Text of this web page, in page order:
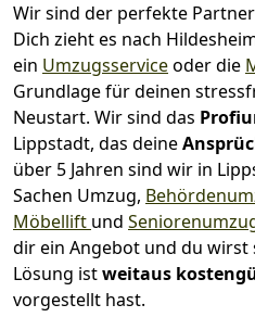
Wir sind der perfekte
Dich zieht es nach
ein Umzugsserviceoder die
Grundlage für deinen
Neustart. Wir sind das
Lippstadt, das deine
über 5 Jahren sind wir in
Sachen Umzug,
Möbellift und
dir ein Angebot und du wirst
Lösung istweitaus
vorgestellt hast.